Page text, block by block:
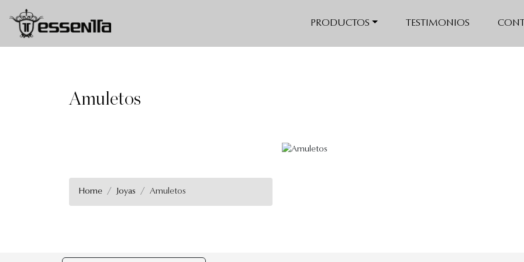
Amuletos PRODUCTOS TESTIMONIOS
Amuletos
Home Joyas Amuletos